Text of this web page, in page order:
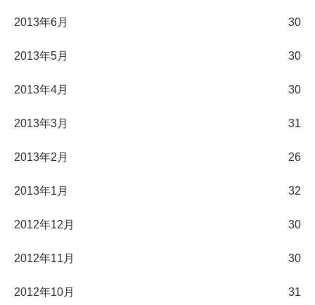
2013年6月 30
2013年5月 30
2013年4月 30
2013年3月 31
2013年2月 26
2013年1月 32
2012年12月 30
2012年11月 30
2012年10月 31